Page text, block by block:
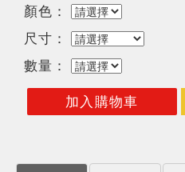
顏色：
尺寸：
數量：
加入購物車